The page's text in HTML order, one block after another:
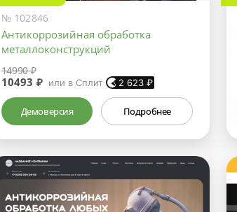
№ 102846
Антикоррозийная обработка
металлоконструкций
14990 ₽
10493 ₽ или в Сплит 2 623 ₽
Демоверсия Подробнее